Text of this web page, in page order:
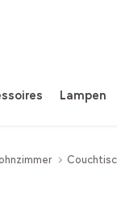
Lampen